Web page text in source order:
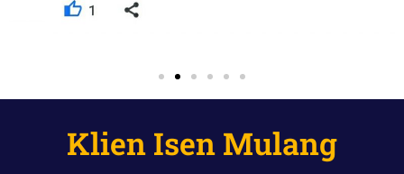
Klien Isen Mulang